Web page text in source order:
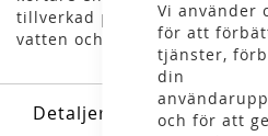
Vi använder
för att
tjänster,
din
och för att ge
tillverkad på Tyvek vilket gör
vatten och mycket slitstark.
Detaljer